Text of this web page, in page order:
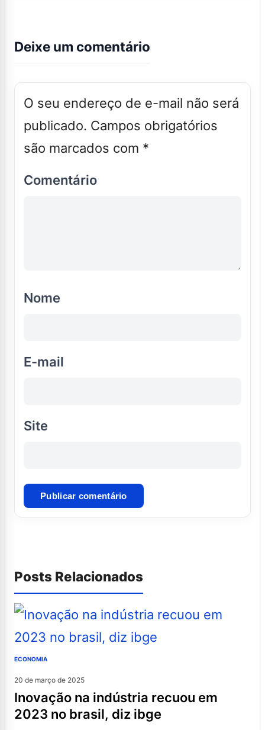
Deixe um comentário
O seu endereço de e-mail não será
publicado. Campos obrigatórios
são marcados com *
Comentário
Nome
E-mail
Site
Posts Relacionados
ECONOMIA
20 de março de 2025
inovação na indústria recuou em
2023 no brasil, diz ibge